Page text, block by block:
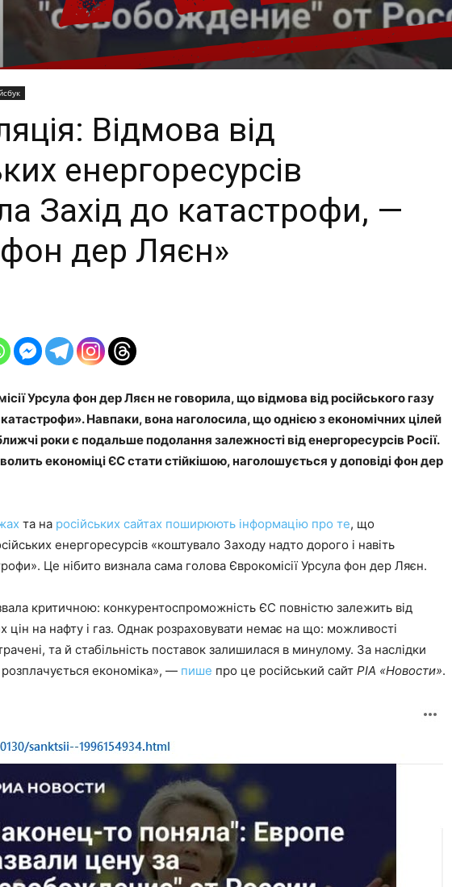
Відмова від
енергоресурсів
Захід до катастрофи, —
дер Ляєн»
Урсула фон дер Ляєн не говорила, що відмова від російського газу
Навпаки, вона наголосила, що однією з економічних цілей
роки є подальше подолання залежності від енергоресурсів Росії.
економіці ЄС стати стійкішою, наголошується у доповіді фон дер
та на російських сайтах поширюють інформацію про те, що
енергоресурсів «коштувало Заходу надто дорого і навіть
Це нібито визнала сама голова Єврокомісії Урсула фон дер Ляєн.
критичною: конкурентоспроможність ЄС повністю залежить від
цін на нафту і газ. Однак розраховувати немає на що: можливості
та й стабільність поставок залишилася в минулому. За наслідки
розплачується економіка», — пише про це російський сайт РІА «Новости».